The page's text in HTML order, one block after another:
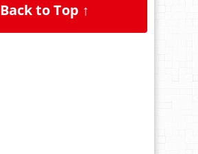
Back to Top ↑